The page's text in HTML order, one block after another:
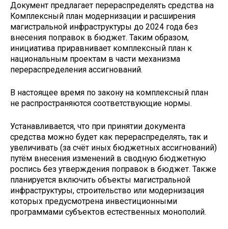
Документ предлагает перераспределять средства на
Комплексный план модернизации и расширения
магистральной инфраструктуры до 2024 года без
внесения поправок в бюджет. Таким образом,
инициатива приравнивает комплексный план к
национальным проектам в части механизма
перераспределения ассигнований.
В настоящее время по закону на комплексный план
не распространяются соответствующие нормы.
Устанавливается, что при принятии документа
средства можно будет как перераспределять, так и
увеличивать (за счёт иных бюджетных ассигнований)
путём внесения изменений в сводную бюджетную
роспись без утверждения поправок в бюджет. Также
планируется включить объекты магистральной
инфраструктуры, строительство или модернизация
которых предусмотрена инвестиционными
программами субъектов естественных монополий.